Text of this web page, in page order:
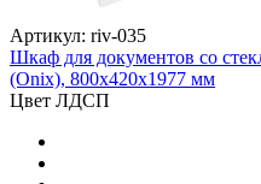
Артикул: riv-035
Шкаф для документов со
(Onix), 800х420х1977 мм
Цвет ЛДСП